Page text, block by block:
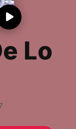
Lo